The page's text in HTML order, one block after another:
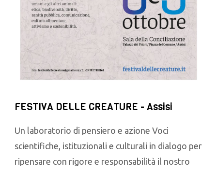
FESTIVA DELLE CREATURE - Assisi
Un laboratorio di pensiero e azione Voci
scientifiche, istituzionali e culturali in dialogo per
ripensare con rigore e responsabilità il nostro